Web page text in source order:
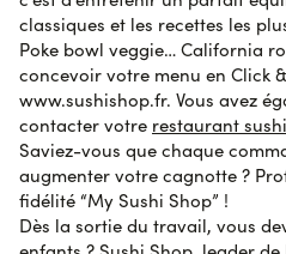
Chiara L.le 29 octobre 2023
Les sushis étaient bons et
classiques et les recettes les
Poke bowl veggie… California
concevoir votre menu en Click
www.sushishop.fr. Vous avez
contacter votre restaurant
Saviez-vous que chaque
augmenter votre cagnotte ?
fidélité “My Sushi Shop” !
Dès la sortie du travail, vous